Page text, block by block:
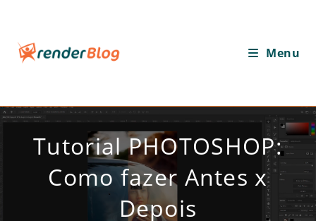
conteúdo
Menu
Tutorial PHOTOSHOP:
Como fazer Antes x
Depois